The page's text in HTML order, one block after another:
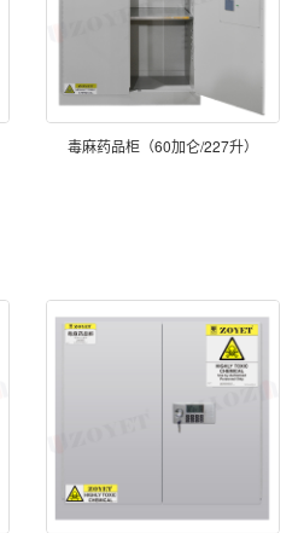
毒麻药品柜（60加仑/227升）